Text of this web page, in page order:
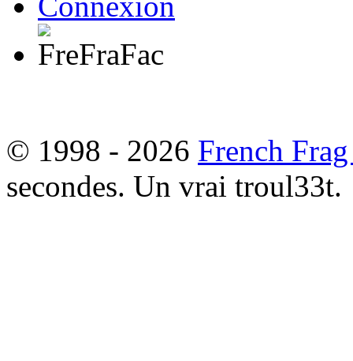
© 1998 - 2026 French
secondes. Un vrai troul33t.